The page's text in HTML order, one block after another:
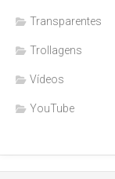
Transparentes
Trollagens
Vídeos
YouTube